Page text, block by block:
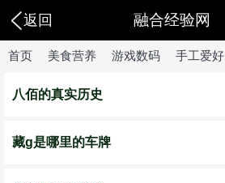
返回 融合经验网
首页 美食营养 游戏数码 手工爱好
八佰的真实历史
藏g是哪里的车牌